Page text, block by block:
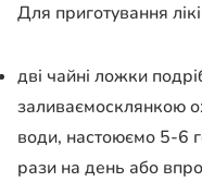
Для приготування
дві чайні ложки
заливаємосклянкою
води, настоюємо 5-6
рази на день або